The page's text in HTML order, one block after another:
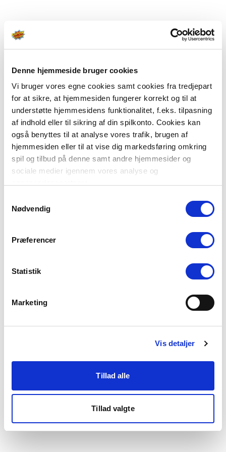
Denne hjemmeside bruger cookies
Vi bruger vores egne cookies samt cookies fra tredjepart
for at sikre, at hjemmesiden fungerer korrekt og til at
understøtte hjemmesidens funktionalitet, f.eks. tilpasning
af indhold eller til sikring af din spilkonto. Cookies kan
også benyttes til at analyse vores trafik, brugen af
hjemmesiden eller til at vise dig markedsføring omkring
spil og tilbud på denne samt andre hjemmesider og
sociale medier igennem vores analyse og
Du kan læse mere om vores brug af cookies under
"Detaljer" eller ved at klikke videre til vores Cookiepolitik,
Nødvendig
Præferencer
Statistik
Marketing
Vis detaljer
Tillad alle
Tillad valgte